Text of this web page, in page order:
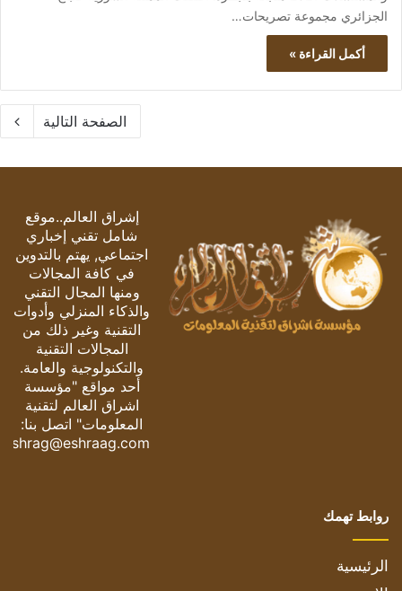
الجزائري مجموعة تصريحات…
أكمل القراءة »
الصفحة التالية
إشراق العالم..موقع
شامل تقني إخباري
اجتماعي, يهتم بالتدوين
في كافة المجالات
ومنها المجال التقني
والذكاء المنزلي وأدوات
التقنية وغير ذلك من
المجالات التقنية
والتكنولوجية والعامة.
أحد مواقع "مؤسسة
اشراق العالم لتقنية
المعلومات" اتصل بنا:
eshrag@eshraag.com
روابط تهمك
الرئيسية